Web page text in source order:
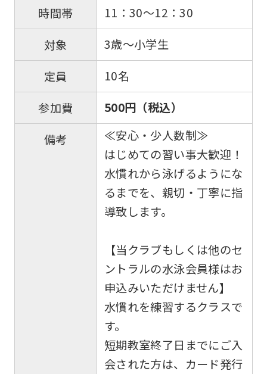
時間帯
11：30～12：30
対象
3歳～小学生
定員
10名
参加費
500円（税込）
備考
≪安心・少人数制≫
はじめての習い事大歓迎！
水慣れから泳げるようにな
るまでを、親切・丁寧に指
導致します。
【当クラブもしくは他のセ
ントラルの水泳会員様はお
申込みいただけません】
水慣れを練習するクラスで
す。
短期教室終了日までにご入
会された方は、カード発行